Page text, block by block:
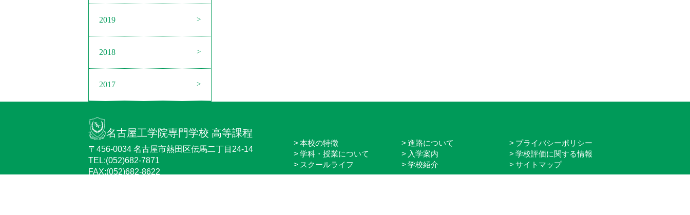
2019
2018
2017
名古屋工学院専門学校 高等課程
〒456-0034 名古屋市熱田区伝馬二丁目24-14
TEL:(052)682-7871
FAX:(052)682-8622
本校の特徴
学科・授業について
スクールライフ
進路について
入学案内
学校紹介
プライバシーポリシー
学校評価に関する情報
サイトマップ